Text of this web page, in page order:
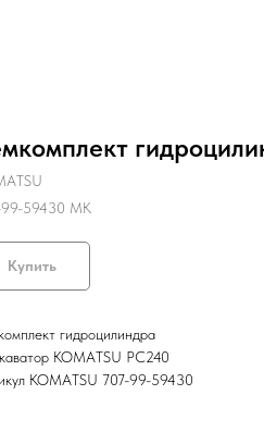
99-59430 MK
Купить
гидроцилиндра
KOMATSU PC240
KOMATSU 707-99-59430